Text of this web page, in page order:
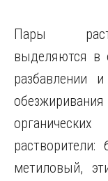
Пары
выделяются в
разбавлении
растворители:
метиловый,